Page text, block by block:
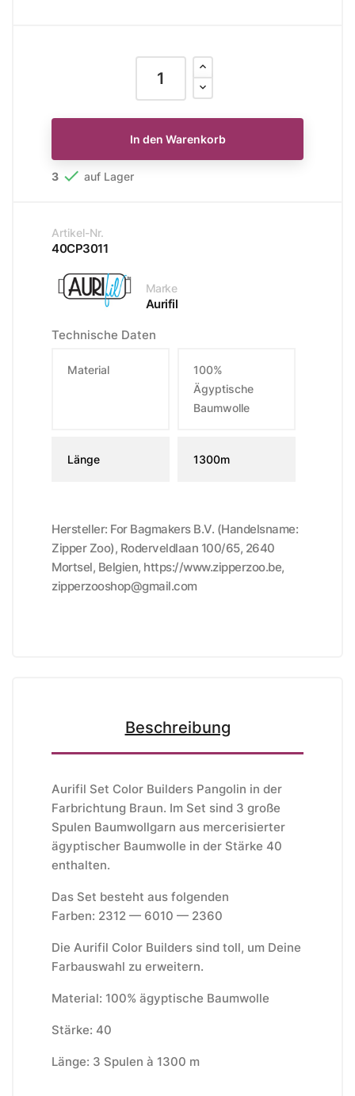
In den Warenkorb
3  auf Lager
Artikel-Nr.
40CP3011
Marke
Aurifil
Technische Daten
Material
100%
Ägyptische
Baumwolle
Länge 1300m
Hersteller: For Bagmakers B.V. (Handelsname:
Zipper Zoo), Roderveldlaan 100/65, 2640
Mortsel, Belgien, https://www.zipperzoo.be,
zipperzooshop@gmail.com
Beschreibung
Aurifil Set Color Builders Pangolin in der
Farbrichtung Braun. Im Set sind 3 große
Spulen Baumwollgarn aus mercerisierter
ägyptischer Baumwolle in der Stärke 40
enthalten.
Das Set besteht aus folgenden
Farben: 2312 — 6010 — 2360
Die Aurifil Color Builders sind toll, um Deine
Farbauswahl zu erweitern.
Material: 100% ägyptische Baumwolle
Stärke: 40
Länge: 3 Spulen à 1300 m